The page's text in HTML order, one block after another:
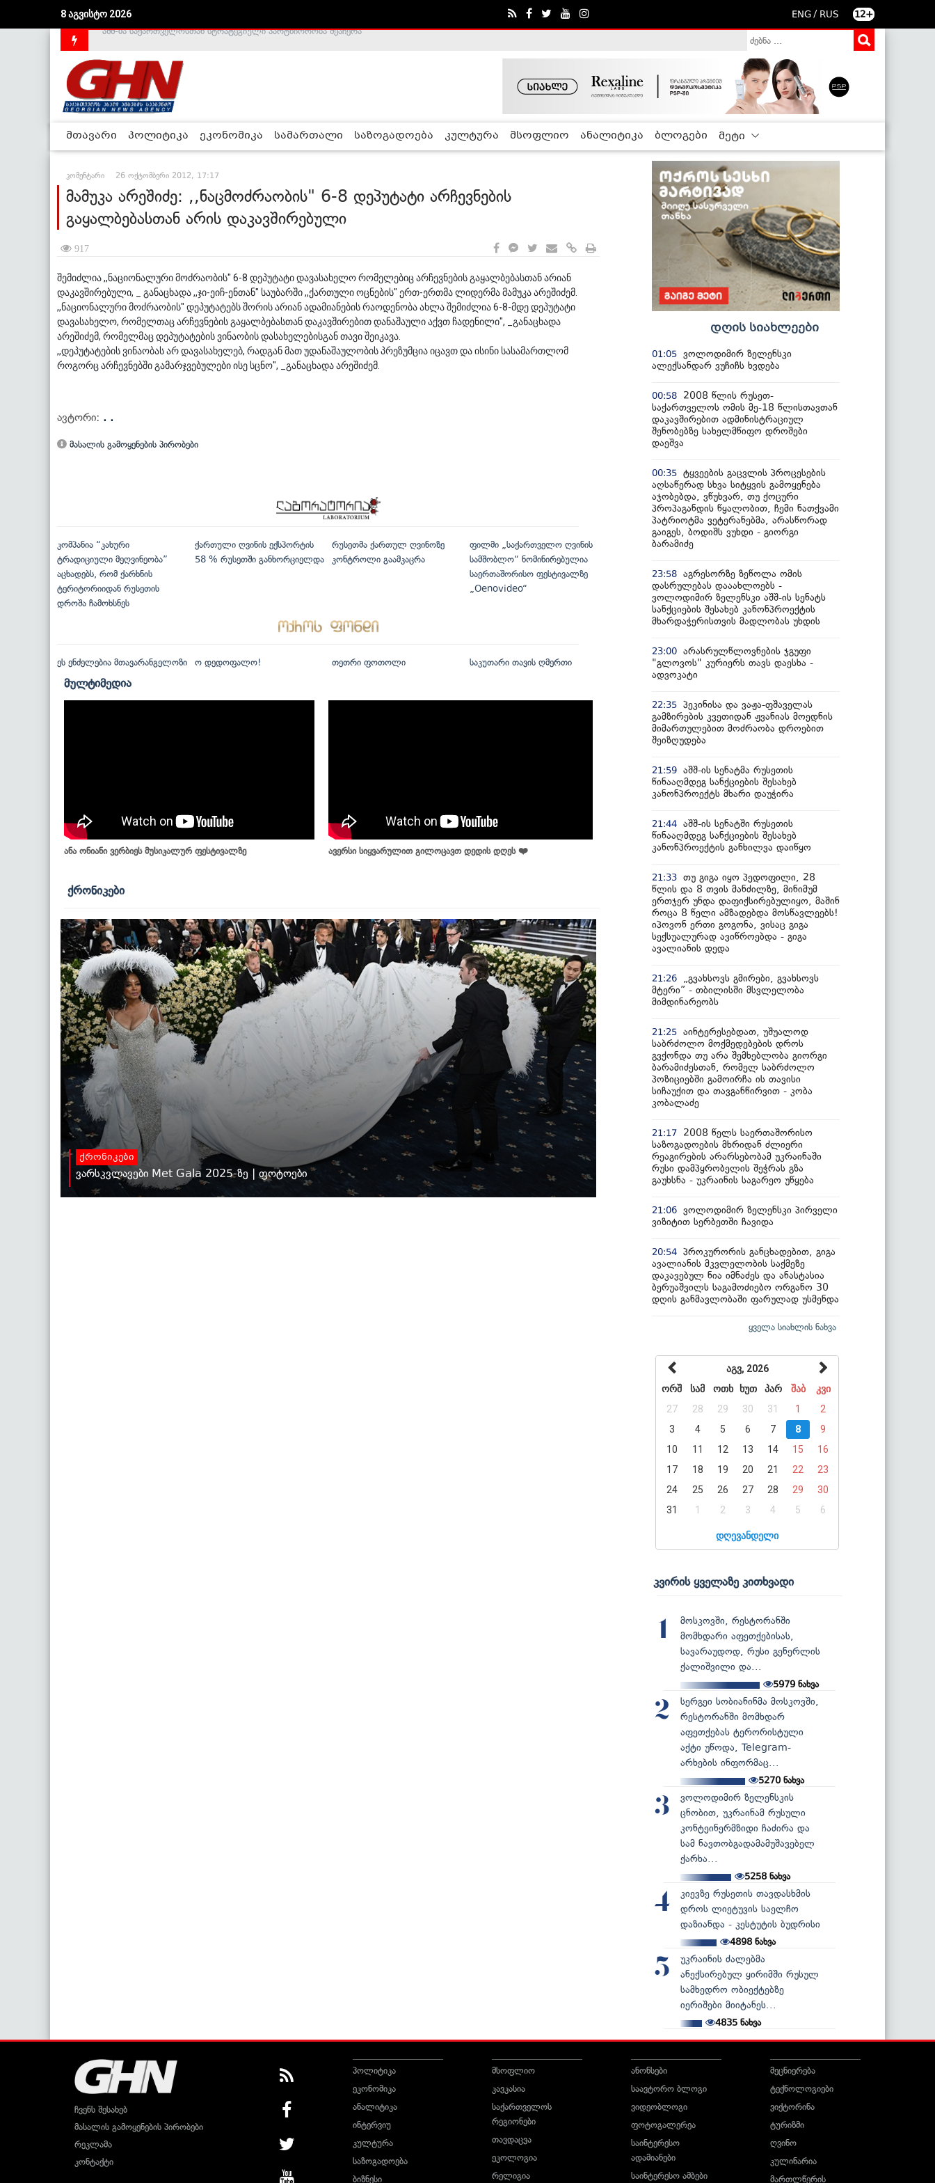
8 აგვისტო 2026 ENG / RUS 12+
აშშ-მა საქართველოსთან სტრატეგიული პარტნიორობა შეაჩერა
მთავარი პოლიტიკა ეკონომიკა სამართალი საზოგადოება კულტურა მსოფლიო ანალიტიკა ბლოგები მეტი
კომენტარი 26 ოქტომბერი 2012, 17:17
მამუკა არეშიძე: ,,ნაცმოძრაობის" 6-8 დეპუტატი არჩევნების
გაყალბებასთან არის დაკავშირებული
917
შემიძლია ,,ნაციონალური მოძრაობის" 6-8 დეპუტატი დავასახელო რომელებიც არჩევნების გაყალბებასთან არიან
დაკავშირებული, _ განაცხადა ,,ჯი-ეიჩ-ენთან" საუბარში ,,ქართული ოცნების" ერთ-ერთმა ლიდერმა მამუკა არეშიძემ.
,,ნაციონალური მოძრაობის" დეპუტატებს შორის არიან ადამიანების რაოდენობა ახლა შემიძლია 6-8-მდე დეპუტატი
დავასახელო, რომელთაც არჩევნების გაყალბებასთან დაკავშირებით დანაშაული აქვთ ჩადენილი", _განაცხადა
არეშიძემ, რომელმაც დეპუტატების ვინაობის დასახელებისგან თავი შეიკავა.
,,დეპუტატების ვინაობას არ დავასახელებ, რადგან მათ უდანაშაულობის პრეზუმცია იცავთ და ისინი სასამართლომ
როგორც არჩევნებში გამარჯვებულები ისე სცნო", _განაცხადა არეშიძემ.
ავტორი: . .
მასალის გამოყენების პირობები
კომპანია “კახური
ტრადიციული მეღვინეობა”
აცხადებს, რომ ქარხნის
ტერიტორიიდან რუსეთის
დროშა ჩამოხსნეს
ქართული ღვინის ექსპორტის
58 % რუსეთში განხორციელდა
რუსეთმა ქართულ ღვინოზე
კონტროლი გაამკაცრა
ფილმი „საქართველო ღვინის
სამშობლო“ ნომინირებულია
საერთაშორისო ფესტივალზე
„Oenovideo“
ეს ენძელებია მთავარანგელოზი ო დედოფალო! თეთრი ფოთოლი საკუთარი თავის ღმერთი
მულტიმედია
ანა ონიანი ვერბიეს მუსიკალურ ფესტივალზე ავერსი სიყვარულით გილოცავთ დედის დღეს ❤️
ქრონიკები
ქრონიკები
ვარსკვლავები Met Gala 2025-ზე | ფოტოები
დღის სიახლეები
01:05 ვოლოდიმირ ზელენსკი
ალექსანდარ ვუჩიჩს ხვდება
00:58
2008 წლის რუსეთ-
საქართველოს ომის მე-18 წლისთავთან
დაკავშირებით ადმინისტრაციულ
შენობებზე სახელმწიფო დროშები
დაეშვა
00:35 ტყვეების გაცვლის პროცესების
აღსაწერად სხვა სიტყვის გამოყენება
აჯობებდა, ვწუხვარ, თუ ქოცური
პროპაგანდის წყალობით, ჩემი ნათქვამი
პატრიოტმა ვეტერანებმა, არასწორად
გაიგეს, ბოდიშს ვუხდი - გიორგი
ბარამიძე
23:58 აგრესორზე ზეწოლა ომის
დასრულებას დააახლოებს -
ვოლოდიმირ ზელენსკი აშშ-ის სენატს
სანქციების შესახებ კანონპროექტის
მხარდაჭერისთვის მადლობას უხდის
23:00 არასრულწლოვნების ჯგუფი
"გლოვოს" კურიერს თავს დაესხა -
ადვოკატი
22:35 პეკინისა და ვაჟა-ფშაველას
გამზირების კვეთიდან ჟვანიას მოედნის
მიმართულებით მოძრაობა დროებით
შეიზღუდება
21:59 აშშ-ის სენატმა რუსეთის
წინააღმდეგ სანქციების შესახებ
კანონპროექტს მხარი დაუჭირა
21:44 აშშ-ის სენატში რუსეთის
წინააღმდეგ სანქციების შესახებ
კანონპროექტის განხილვა დაიწყო
21:33 თუ გიგა იყო პედოფილი, 28
წლის და 8 თვის მანძილზე, მინიმუმ
ერთჯერ უნდა დაფიქსირებულიყო, მაშინ
როცა 8 წელი ამზადებდა მოსწავლეებს!
იპოვონ ერთი გოგონა, ვისაც გიგა
სექსუალურად ავიწროებდა - გიგა
ავალიანის დედა
21:26
„გვახსოვს გმირები, გვახსოვს
მტერი” - თბილისში მსვლელობა
მიმდინარეობს
21:25 აინტერესებდათ, უშუალოდ
საბრძოლო მოქმედებების დროს
გვქონდა თუ არა შემხებლობა გიორგი
ბარამიძესთან, რომელ საბრძოლო
პოზიციებში გამოირჩა ის თავისი
სიჩაუქით და თავგანწირვით - კობა
კობალაძე
21:17
2008 წელს საერთაშორისო
საზოგადოების მხრიდან ძლიერი
რეაგირების არარსებობამ უკრაინაში
რუსი დამპყრობელის შეჭრას გზა
გაუხსნა - უკრაინის საგარეო უწყება
21:06 ვოლოდიმირ ზელენსკი პირველი
ვიზიტით სერბეთში ჩავიდა
20:54 პროკურორის განცხადებით, გიგა
ავალიანის მკვლელობის საქმეზე
დაკავებულ ნია იმნაძეს და ანასტასია
ბერუაშვილს საგამოძიებო ორგანო 30
დღის განმავლობაში ფარულად უსმენდა
ყველა სიახლის ნახვა
აგვ, 2026
ორშ
სამ ოთხ ხუთ პარ შაბ
კვი
27
28 29 30 31 1
2
3
4 5 6 7 8
9
10
11 12 13 14 15
16
17
18 19 20 21 22
23
24
25 26 27 28 29
30
31
1 2 3 4 5 6
დღევანდელი
კვირის ყველაზე კითხვადი
1
მოსკოვში, რესტორანში
მომხდარი აფეთქებისას,
სავარაუდოდ, რუსი გენერლის
ქალიშვილი და...
5979 ნახვა
2
სერგეი სობიანინმა მოსკოვში,
რესტორანში მომხდარ
აფეთქებას ტერორისტული
აქტი უწოდა, Telegram-
არხების ინფორმაც...
5270ნახვა
3
ვოლოდიმირ ზელენსკის
ცნობით, უკრაინამ რუსული
კონტეინერმზიდი ჩაძირა და
სამ ნავთობგადამამუშავებელ
ქარხა...
5258ნახვა
4
კიევზე რუსეთის თავდასხმის
დროს ლიეტუვის საელჩო
დაზიანდა - კესტუტის ბუდრისი
4898ნახვა
5
უკრაინის ძალებმა
ანექსირებულ ყირიმში რუსულ
სამხედრო ობიექტებზე
იერიშები მიიტანეს...
4835 ნახვა
ჩვენს შესახებ
მასალის გამოყენების პირობები
რეკლამა
კონტაქტი
პოლიტიკა
ეკონომიკა
ანალიტიკა
ინტერვიუ
კულტურა
საზოგადოება
ბიზნესი
მსოფლიო
კავკასია
საქართველოს
რეგიონები
თავდაცვა
ეკოლოგია
რელიგია
ანონსები
საავტორო ბლოგი
ვიდეობლოგი
ფოტოგალერეა
საინტერესო
ადამიანები
საინტერესო ამბები
მეცნიერება
ტექნოლოგიები
ვიქტორინა
ტურიზმი
ღვინო
კულინარია
მართლწერის